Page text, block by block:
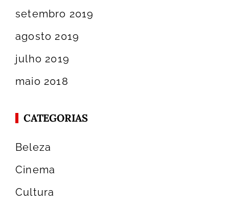
setembro 2019
agosto 2019
julho 2019
maio 2018
CATEGORIAS
Beleza
Cinema
Cultura